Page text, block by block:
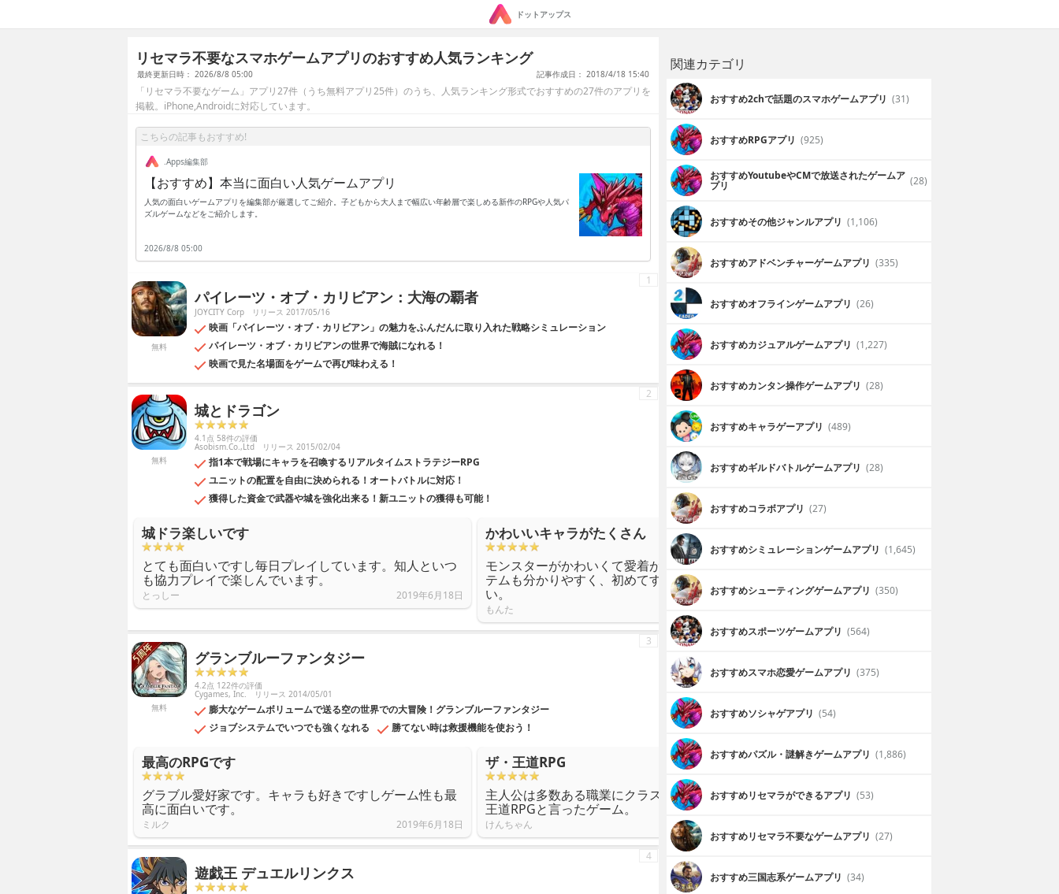
ドットアップス
リセマラ不要なスマホゲームアプリのおすすめ人気ランキング
最終更新日時： 2026/8/8 05:00 記事作成日： 2018/4/18 15:40
「リセマラ不要なゲーム」アプリ27件（うち無料アプリ25件）のうち、人気ランキング形式でおすすめの27件のアプリを
掲載。iPhone,Androidに対応しています。
こちらの記事もおすすめ!
.Apps編集部
【おすすめ】本当に面白い人気ゲームアプリ
人気の面白いゲームアプリを編集部が厳選してご紹介。子どもから大人まで幅広い年齢層で楽しめる新作のRPGや人気パ
ズルゲームなどをご紹介します。
2026/8/8 05:00
無料
パイレーツ・オブ・カリビアン：大海の覇者
JOYCITY Corp リリース 2017/05/16
映画「パイレーツ・オブ・カリビアン」の魅力をふんだんに取り入れた戦略シミュレーション
パイレーツ・オブ・カリビアンの世界で海賊になれる！
映画で見た名場面をゲームで再び味わえる！
1
無料
城とドラゴン
4.1点 58件の評価
Asobism.Co.,Ltd リリース 2015/02/04
指1本で戦場にキャラを召喚するリアルタイムストラテジーRPG
ユニットの配置を自由に決められる！オートバトルに対応！
獲得した資金で武器や城を強化出来る！新ユニットの獲得も可能！
2
城ドラ楽しいです
とても面白いですし毎日プレイしています。知人といつ
も協力プレイで楽しんでいます。
とっしー 2019年6月18日
かわいいキャラがたくさん
モンスターがかわいくて愛着が湧いてきます。またシス
テムも分かりやすく、初めてすぐに楽しめるところも良
い。
もんた
たあ
無料
グランブルーファンタジー
4.2点 122件の評価
Cygames, Inc. リリース 2014/05/01
膨大なゲームボリュームで送る空の世界での大冒険！グランブルーファンタジー
ジョブシステムでいつでも強くなれる
勝てない時は救援機能を使おう！
3
最高のRPGです
グラブル愛好家です。キャラも好きですしゲーム性も最
高に面白いです。
ミルク 2019年6月18日
ザ・王道RPG
主人公は多数ある職業にクラスチェンジでき、いかにも
王道RPGと言ったゲーム。
けんちゃん
絶対おすすめ！
CMでも有名なグラブル！ 今どきやって
遊戯王 デュエルリンクス
4
関連カテゴリ
おすすめ2chで話題のスマホゲームアプリ (31)
おすすめRPGアプリ (925)
おすすめYoutubeやCMで放送されたゲームア
プリ (28)
おすすめその他ジャンルアプリ (1,106)
おすすめアドベンチャーゲームアプリ (335)
おすすめオフラインゲームアプリ (26)
おすすめカジュアルゲームアプリ (1,227)
おすすめカンタン操作ゲームアプリ (28)
おすすめキャラゲーアプリ (489)
おすすめギルドバトルゲームアプリ (28)
おすすめコラボアプリ (27)
おすすめシミュレーションゲームアプリ (1,645)
おすすめシューティングゲームアプリ (350)
おすすめスポーツゲームアプリ (564)
おすすめスマホ恋愛ゲームアプリ (375)
おすすめソシャゲアプリ (54)
おすすめパズル・謎解きゲームアプリ (1,886)
おすすめリセマラができるアプリ (53)
おすすめリセマラ不要なゲームアプリ (27)
おすすめ三国志系ゲームアプリ (34)